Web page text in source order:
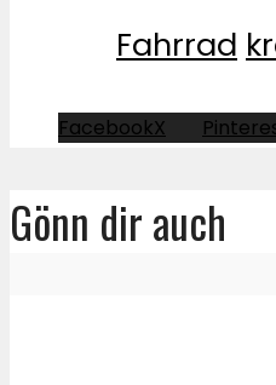
Fahrrad
FacebookX
Gönn dir auch